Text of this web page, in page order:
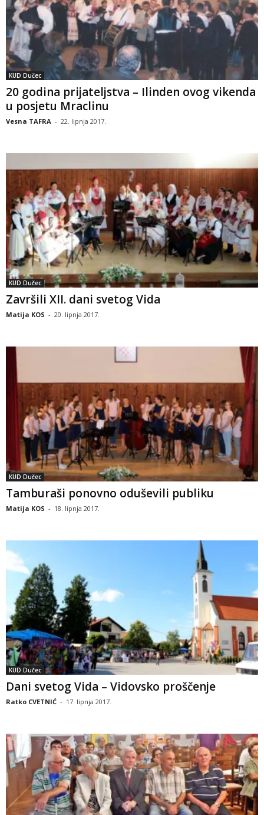
KUD Dučec
20 godina prijateljstva – Ilinden ovog vikenda
u posjetu Mraclinu
Vesna TAFRA - 22. lipnja 2017.
KUD Dučec
Završili XII. dani svetog Vida
Matija KOS - 20. lipnja 2017.
KUD Dučec
Tamburaši ponovno oduševili publiku
Matija KOS - 18. lipnja 2017.
KUD Dučec
Dani svetog Vida – Vidovsko proščenje
Ratko CVETNIĆ - 17. lipnja 2017.